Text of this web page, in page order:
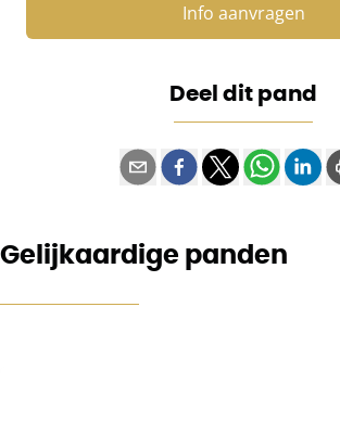
Info aanvragen
Deel dit pand
Gelijkaardige panden